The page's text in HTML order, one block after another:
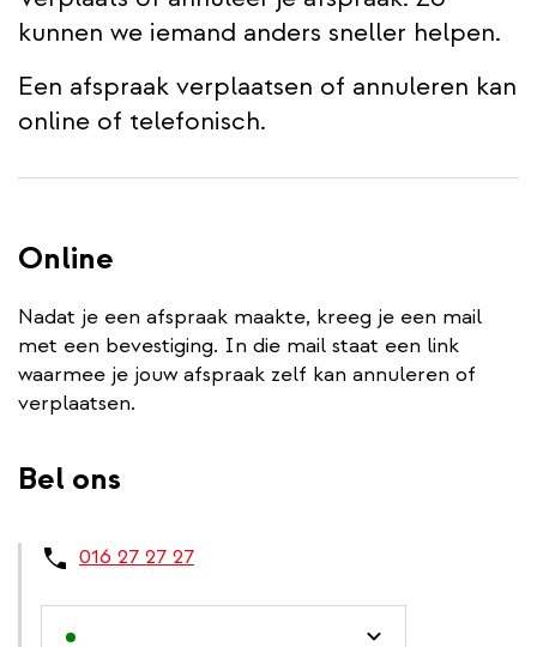
kunnen we iemand anders sneller helpen.
Een afspraak verplaatsen of annuleren kan
online of telefonisch.
Online
Nadat je een afspraak maakte, kreeg je een mail
met een bevestiging. In die mail staat een link
waarmee je jouw afspraak zelf kan annuleren of
verplaatsen.
Bel ons
016 27 27 27